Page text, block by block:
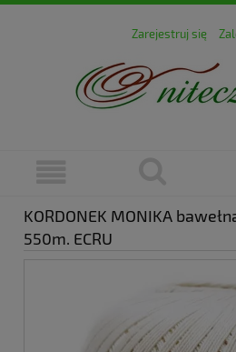
Zarejestruj się
KORDONEK MONIKA
550m. ECRU